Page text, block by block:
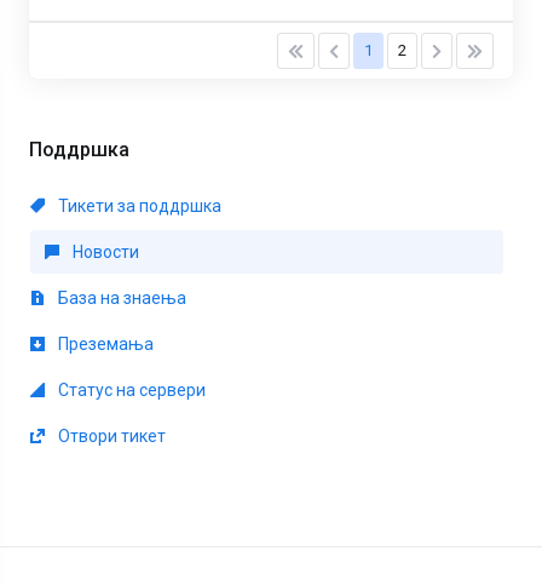
Поддршка
Тикети за поддршка
Новости
База на знаења
Преземања
Статус на сервери
Отвори тикет
1 2